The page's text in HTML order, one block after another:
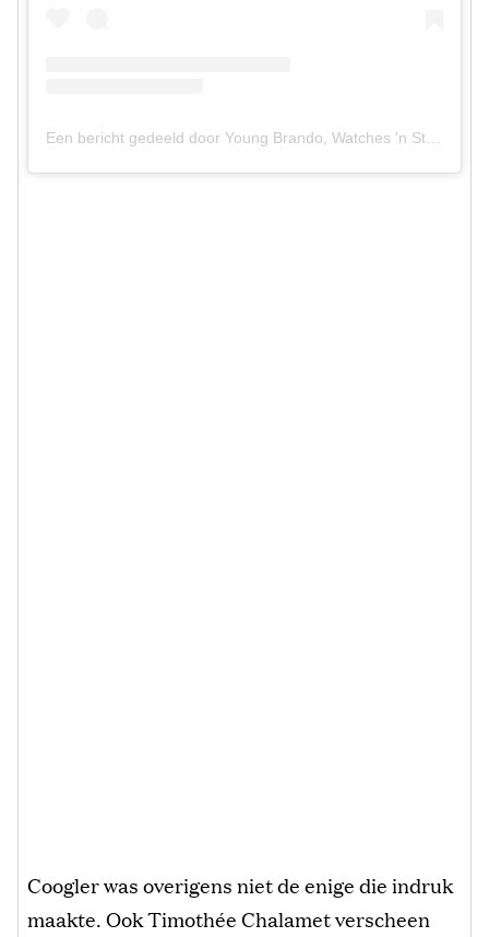
Coogler was overigens niet de enige die indruk
maakte. Ook Timothée Chalamet verscheen